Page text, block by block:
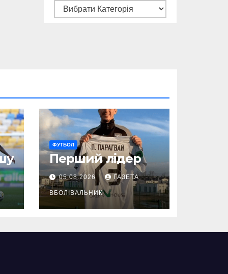
ФУТБОЛ
Перший лідер
05.08.2026 ГАЗЕТА
ВБОЛІВАЛЬНИК